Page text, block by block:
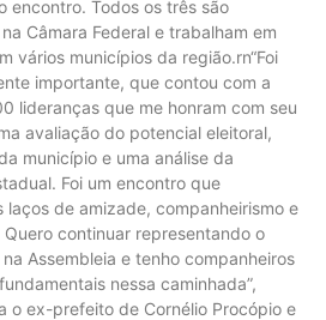
encontro. Todos os três são
Câmara Federal e trabalham em
vários municípios da região.rn“Foi
importante, que contou com a
lideranças que me honram com seu
avaliação do potencial eleitoral,
município e uma análise da
Foi um encontro que
laços de amizade, companheirismo e
continuar representando o
Assembleia e tenho companheiros
nessa caminhada”,
o ex-prefeito de Cornélio Procópio e